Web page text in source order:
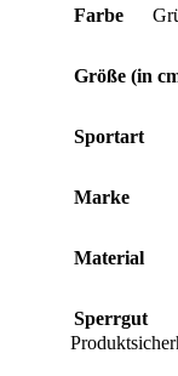
Farbe
Größe (in
Sportart
Marke
Material
Sperrgut